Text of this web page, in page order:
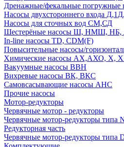
Дренажные/фекальные
Насосы двухстороннего входа
Насосы для сточных вод СМ,СД
Шестерёные насосы Ш, НМШ, НБ,
In-line насосы TD, CDM(F)
Повысительные насосы/
Химические насосы АХ,АХО, Х,
Вакуумные насосы ВВН
Вихревые насосы ВК, ВКС
Самовсасывающие насосы АНС
Прочие насосы
Мотор-редукторы
Червячные мотор - редукторы
Червячные мотор-редукторы типа
Редукторная часть
Червячные мотор-редукторы типа